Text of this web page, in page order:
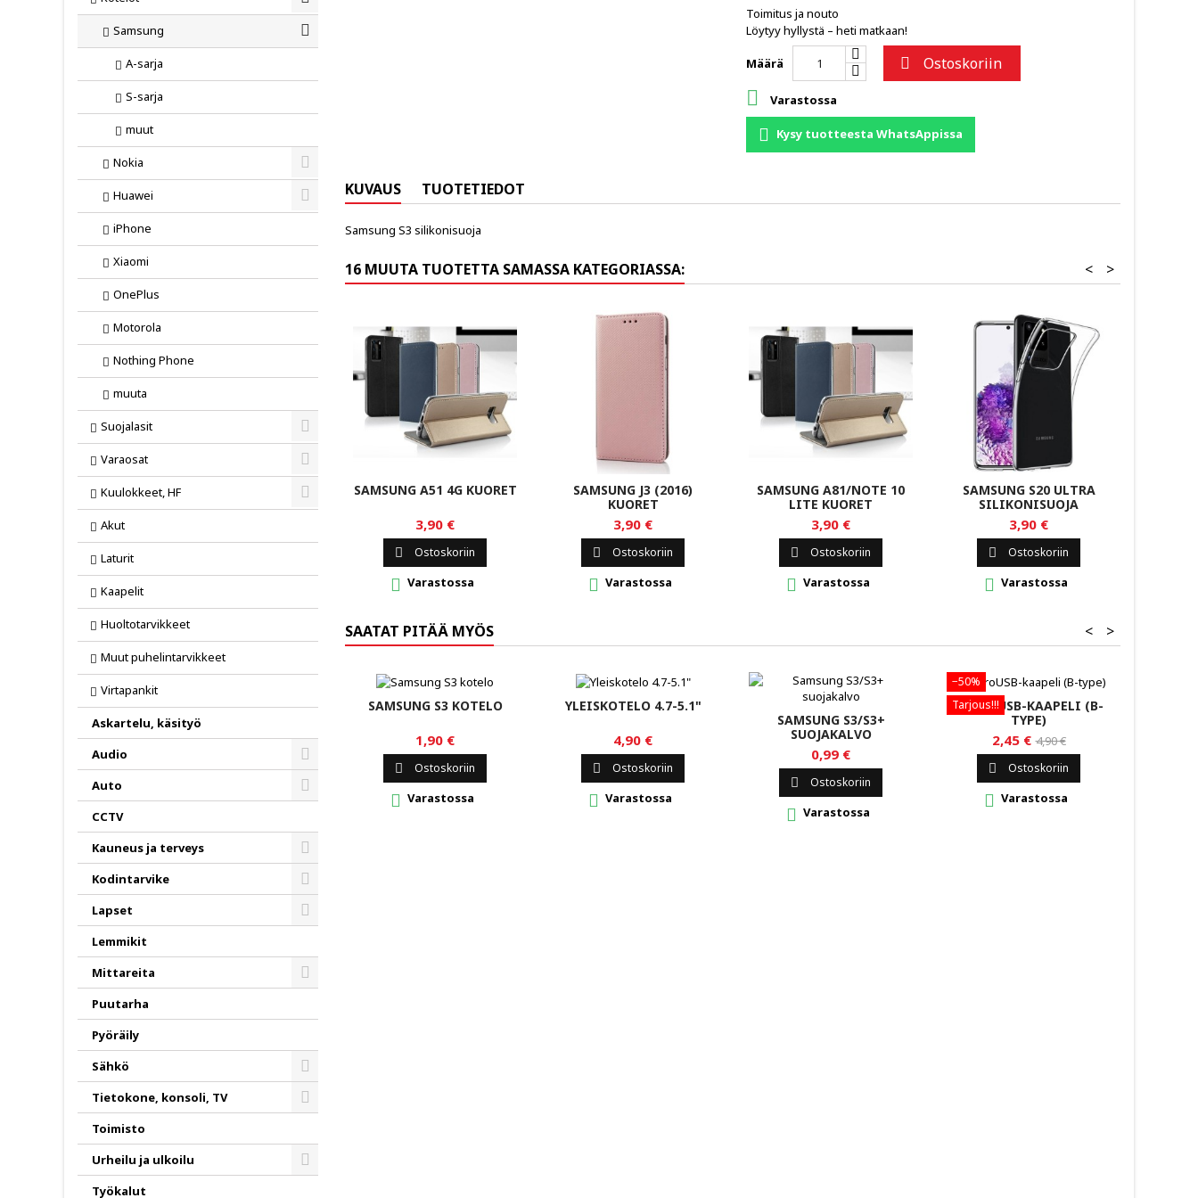
Toggle
Samsung
Toggle
A-sarja
S-sarja
muut
Nokia
Toggle
Huawei
Toggle
iPhone
Xiaomi
OnePlus
Motorola
Nothing Phone
muuta
Suojalasit
Toggle
Varaosat
Toggle
Kuulokkeet, HF
Toggle
Akut
Laturit
Kaapelit
Huoltotarvikkeet
Muut puhelintarvikkeet
Virtapankit
Askartelu, käsityö
Audio
Toggle
Auto
CCTV
Kauneus ja terveys
Toggle
Kodintarvike
Toggle
Lapset
Lemmikit
Mittareita
Puutarha
Pyöräily
Sähkö
Toggle
Tietokone, konsoli, TV
Toimisto
Urheilu ja ulkoilu
Työkalut
Toimitus ja nouto
Löytyy hyllystä – heti matkaan!
Määrä  Ostoskoriin
 Varastossa
Kysy tuotteesta WhatsAppissa
KUVAUS TUOTETIEDOT
Samsung S3 silikonisuoja
16 MUUTA TUOTETTA SAMASSA KATEGORIASSA: >
<
SAMSUNG A51 4G KUORET
3,90 €
 Ostoskoriin
 Varastossa
SAMSUNG J3 (2016)
KUORET
3,90 €
 Ostoskoriin
 Varastossa
SAMSUNG A81/NOTE 10
LITE KUORET
3,90 €
 Ostoskoriin
 Varastossa
SAMSUNG S20 ULTRA
SILIKONISUOJA
3,90 €
 Ostoskoriin
 Varastossa
SAATAT PITÄÄ MYÖS >
<
SAMSUNG S3 KOTELO
1,90 €
 Ostoskoriin
 Varastossa
YLEISKOTELO 4.7-5.1"
4,90 €
 Ostoskoriin
 Varastossa
SAMSUNG S3/S3+
SUOJAKALVO
0,99 €
 Ostoskoriin
 Varastossa
−50%
Tarjous!!!
MICROUSB-KAAPELI (B-
TYPE)
2,45 € 4,90 €
 Ostoskoriin
 Varastossa